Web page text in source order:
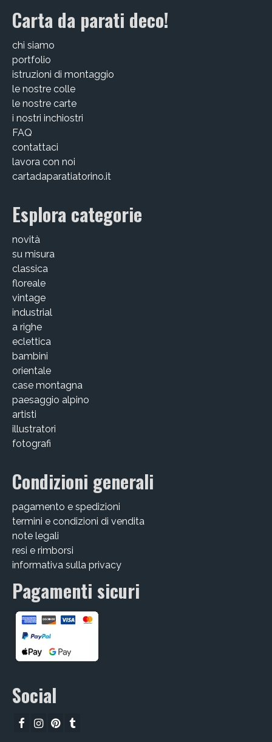
Carta da parati deco!
chi siamo
portfolio
istruzioni di montaggio
le nostre colle
le nostre carte
i nostri inchiostri
FAQ
contattaci
lavora con noi
cartadaparatiatorino.it
Esplora categorie
novità
su misura
classica
floreale
vintage
industrial
a righe
eclettica
bambini
orientale
case montagna
paesaggio alpino
artisti
illustratori
fotografi
Condizioni generali
pagamento e spedizioni
termini e condizioni di vendita
note legali
resi e rimborsi
informativa sulla privacy
Pagamenti sicuri
Social